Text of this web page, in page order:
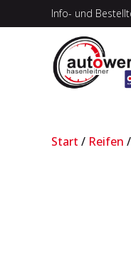
Info- und
Start / Reifen